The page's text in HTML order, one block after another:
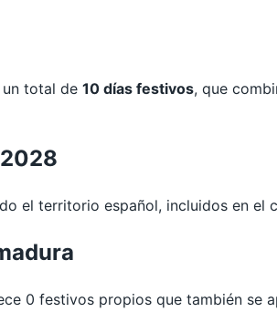
total de 10 días festivos, que
el territorio español, incluidos en el
0 festivos propios que también se